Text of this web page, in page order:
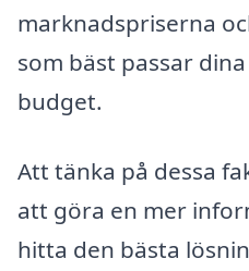
marknadspriserna
som bäst passar
budget.
Att tänka på dessa
att göra en mer
hitta den bästa